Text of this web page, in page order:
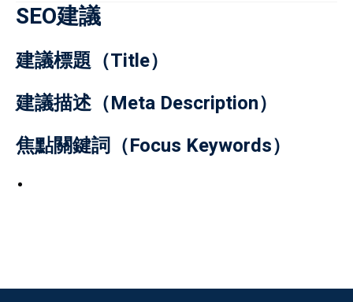
SEO建議
建議標題（Title）
建議描述（Meta Description）
焦點關鍵詞（Focus Keywords）